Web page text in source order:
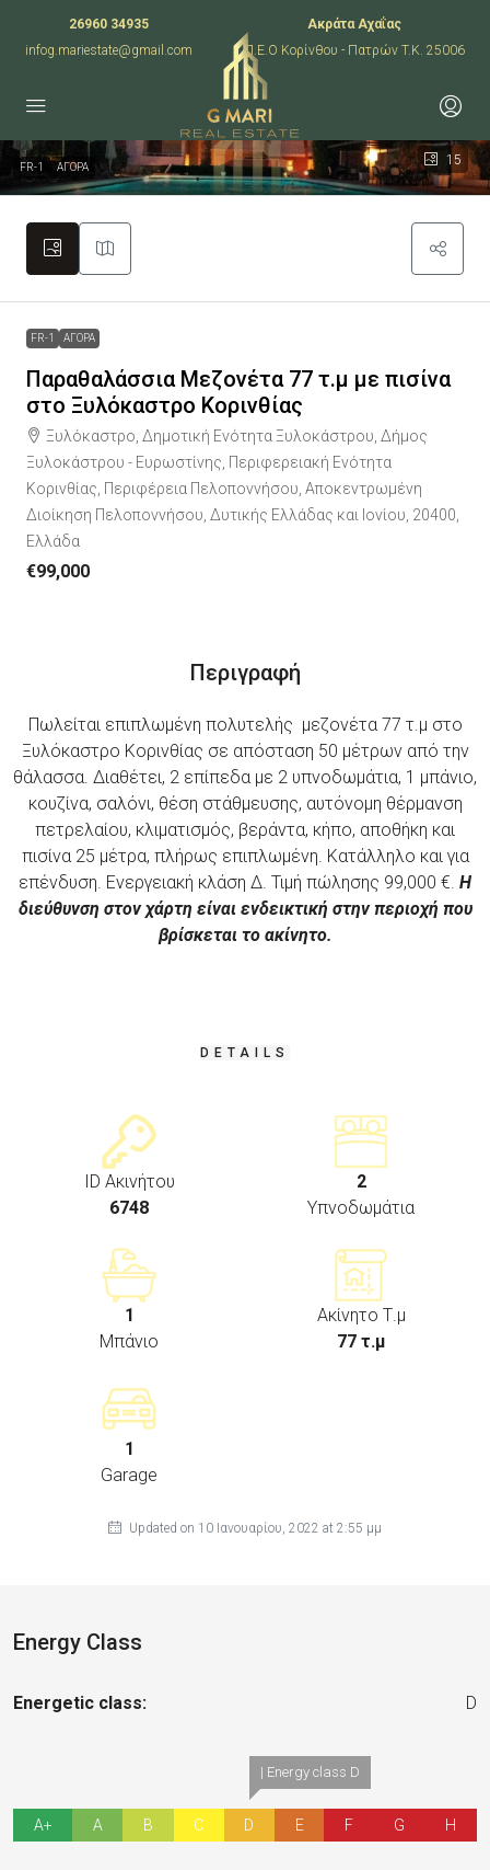
26960 34935
infog.mariestate@gmail.com
Ακράτα Αχαΐας
Π.Ε.Ο Κορίνθου - Πατρών T.K. 25006
15
FR-1 ΑΓΟΡΑ
FR-1 ΑΓΟΡΑ
Παραθαλάσσια Μεζονέτα 77 τ.μ με πισίνα
στο Ξυλόκαστρο Κορινθίας
Ξυλόκαστρο, Δημοτική Ενότητα Ξυλοκάστρου, Δήμος
Ξυλοκάστρου - Ευρωστίνης, Περιφερειακή Ενότητα
Κορινθίας, Περιφέρεια Πελοποννήσου, Αποκεντρωμένη
Διοίκηση Πελοποννήσου, Δυτικής Ελλάδας και Ιονίου, 20400,
Ελλάδα
€99,000
Περιγραφή
Πωλείται επιπλωμένη πολυτελής μεζονέτα 77 τ.μ στο
Ξυλόκαστρο Κορινθίας σε απόσταση 50 μέτρων από την
θάλασσα. Διαθέτει, 2 επίπεδα με 2 υπνοδωμάτια, 1 μπάνιο,
κουζίνα, σαλόνι, θέση στάθμευσης, αυτόνομη θέρμανση
πετρελαίου, κλιματισμός, βεράντα, κήπο, αποθήκη και
πισίνα 25 μέτρα, πλήρως επιπλωμένη. Κατάλληλο και για
επένδυση. Ενεργειακή κλάση Δ. Τιμή πώλησης 99,000 €. Η
διεύθυνση στον χάρτη είναι ενδεικτική στην περιοχή που
βρίσκεται το ακίνητο.
DETAILS
ID Ακινήτου
6748
2
Υπνοδωμάτια
1
Μπάνιο
Ακίνητο Τ.μ
77 τ.μ
1
Garage
Updated on 10 Ιανουαρίου, 2022 at 2:55 μμ
Energy Class
Energetic class: D
A+ A B C
| Energy class D
D E F G H